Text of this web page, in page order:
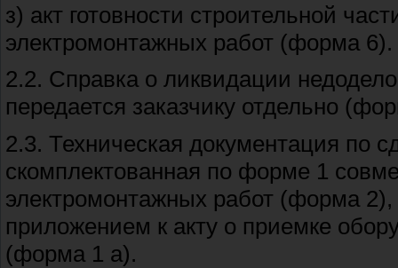
з) акт готовности строительной
электромонтажных работ (форма 6).
2.2. Справка о ликвидации
передается заказчику отдельно
2.3. Техническая документация по
скомплектованная по форме 1
электромонтажных работ (форма 2),
приложением к акту о приемке
(форма 1 а).